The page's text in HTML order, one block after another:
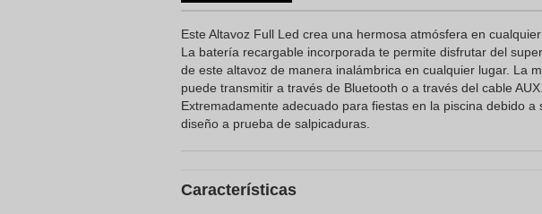
Este Altavoz Full Led crea una hermosa atmósfera en cualquier
La batería recargable incorporada te permite disfrutar del
de este altavoz de manera inalámbrica en cualquier lugar. La
puede transmitir a través de Bluetooth o a través del cable AUX.
Extremadamente adecuado para fiestas en la piscina debido a
diseño a prueba de salpicaduras.
Características